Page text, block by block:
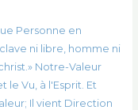
Personne en
ni libre, homme ni
Notre-Valeur
le Vu, à l'Esprit. Et
Il vient Direction